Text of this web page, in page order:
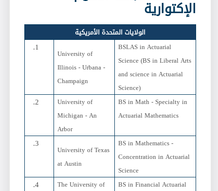
الإكتوارية
الولايات المتحدة الأمريكية
BSLAS in Actuarial
Science (BS in Liberal Arts
and science in Actuarial
Science)
University of
Illinois - Urbana -
Champaign
BS in Math - Specialty in
Actuarial Mathematics
University of
Michigan - An
Arbor
BS in Mathematics -
Concentration in Actuarial
Science
University of Texas
at Austin
BS in Financial Actuarial
The University of